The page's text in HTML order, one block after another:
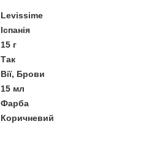
Levissime
Іспанія
15 г
Так
Вії, Брови
15 мл
Фарба
Коричневий